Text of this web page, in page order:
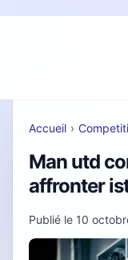
Accueil ›
Man utd
affronter
Publié le 10